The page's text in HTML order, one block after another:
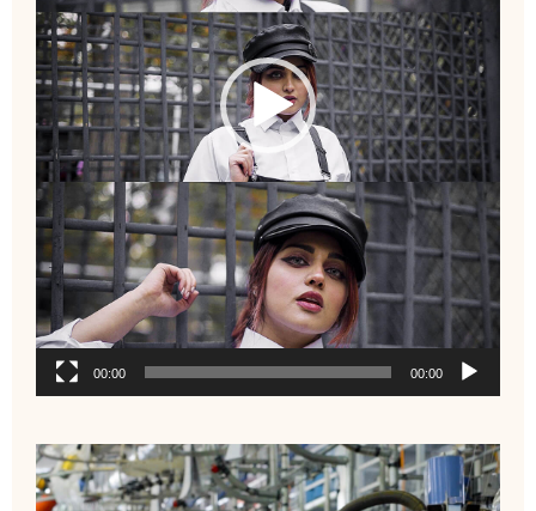
00:00
00:00
نمایشگر
ویدیو